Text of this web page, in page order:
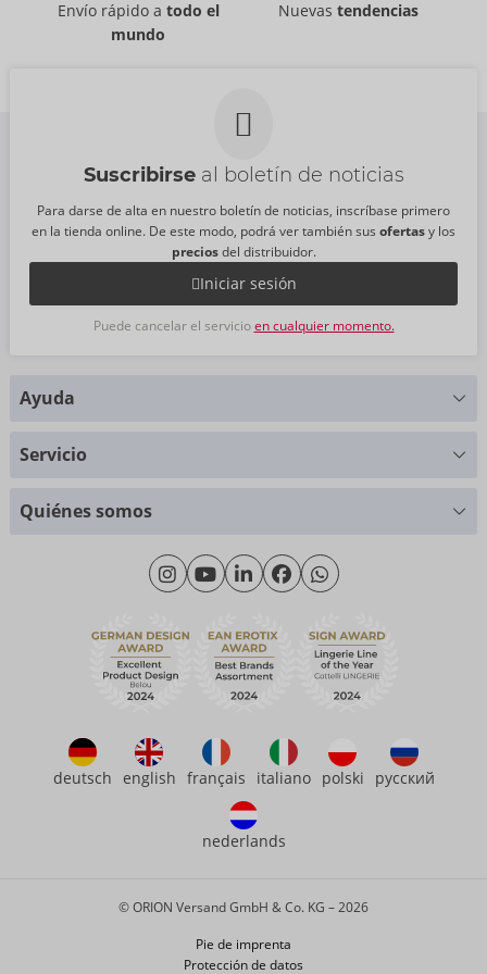
Lovense
33,00 €
Lovense
Envío rápido a todo el
mundo
Nuevastendencias
Suscribirseal boletín de noticias
Para darse de alta en nuestro boletín de noticias, inscríbase primero
en la tienda online. De este modo, podrá ver también sus ofertasy los
preciosdel distribuidor.
Iniciar sesión
Puede cancelar el servicioen cualquier momento.
Ayuda
+49 (0)461 50 40 308
Lunes - Jueves: 09:00 - 16:00
Viernes: 09:00 - 15:00
Servicio al cliente
Preguntas más frecuentes (FAQ)
Servicio
Quiénes somos
Sobre nosotros
Sostenibilidad
eroFame
deutsch english français italiano polski русский
nederlands
Pie de imprenta
Protección de datos
© ORION Versand GmbH & Co. KG – 2026